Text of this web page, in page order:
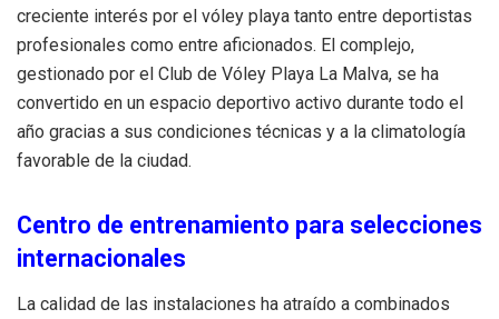
creciente interés por el vóley playa tanto entre deportistas
profesionales como entre aficionados. El complejo,
gestionado por el Club de Vóley Playa La Malva, se ha
convertido en un espacio deportivo activo durante todo el
año gracias a sus condiciones técnicas y a la climatología
favorable de la ciudad.
Centro de entrenamiento para selecciones
internacionales
La calidad de las instalaciones ha atraído a combinados